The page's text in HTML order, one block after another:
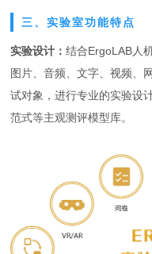
三、实验室功能特点
实验设计：结合ErgoLAB人
图片、音频、文字、视频、
试对象，进行专业的实验设
范式等主观测评模型库。